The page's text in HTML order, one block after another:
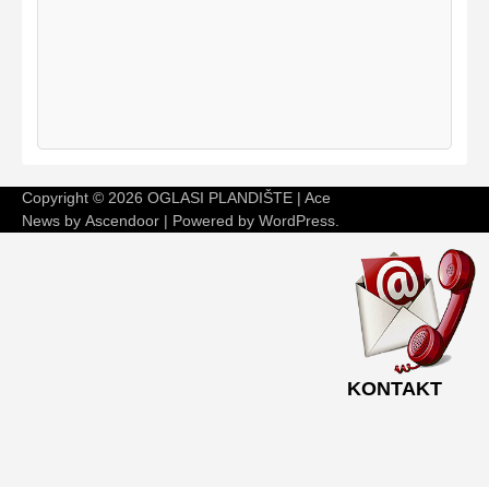
Copyright © 2026 OGLASI PLANDIŠTE | Ace
News by Ascendoor | Powered by WordPress
KONTAKT